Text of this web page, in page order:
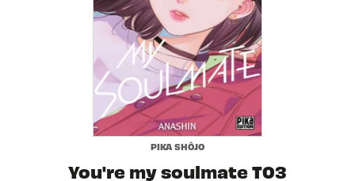
PIKA SHÔJO
You're my soulmate T03